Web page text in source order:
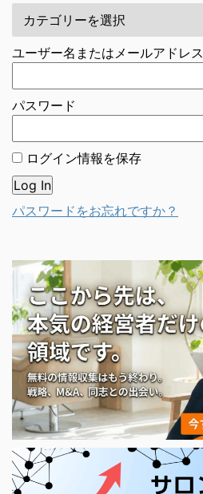
ユーザー名またはメールアドレス
パスワード
ログイン情報を保存
パスワードをお忘れですか？